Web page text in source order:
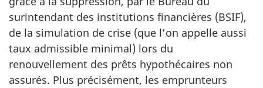
surintendant des institutions financières (BSIF),
de la simulation de crise (que l’on appelle aussi
taux admissible minimal) lors du
renouvellement des prêts hypothécaires non
assurés. Plus précisément, les emprunteurs